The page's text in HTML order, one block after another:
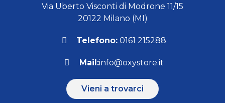
Via Uberto Visconti di Modrone 11/15
20122 Milano (MI)
Telefono: 0161 215288
Mail:info@oxystore.it
Vieni a trovarci